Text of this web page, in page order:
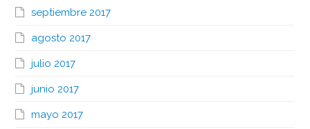
septiembre 2017
agosto 2017
julio 2017
junio 2017
mayo 2017